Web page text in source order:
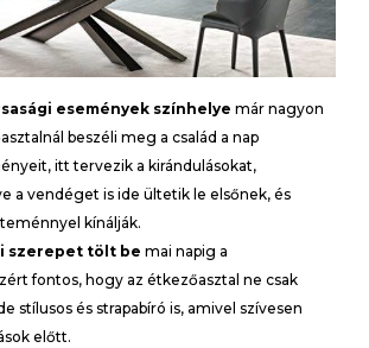
események színhelye már nagyon
beszéli meg a család a nap
itt tervezik a kirándulásokat,
a vendéget is ide ültetik le elsőnek, és
kínálják.
szerepet tölt be mai napig a
fontos, hogy az étkezőasztal ne csak
stílusos és strapabíró is, amivel szívesen
előtt.